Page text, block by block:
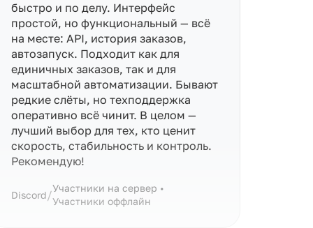
быстро и по делу. Интерфейс
простой, но функциональный — всё
на месте: API, история заказов,
автозапуск. Подходит как для
единичных заказов, так и для
масштабной автоматизации. Бывают
редкие слёты, но техподдержка
оперативно всё чинит. В целом —
лучший выбор для тех, кто ценит
скорость, стабильность и контроль.
Рекомендую!
Discord/Участники на сервер •
Участники оффлайн